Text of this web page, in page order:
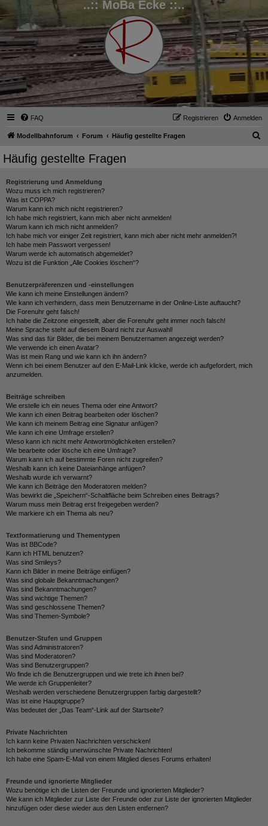
..:: MoBa Ecke ::..
FAQ Anmelden
Registrieren
Modellbahnforum Forum Häufig gestellte Fragen
Häufig gestellte Fragen
Registrierung und Anmeldung
Wozu muss ich mich registrieren?
Was ist COPPA?
Warum kann ich mich nicht registrieren?
Ich habe mich registriert, kann mich aber nicht anmelden!
Warum kann ich mich nicht anmelden?
Ich habe mich vor einiger Zeit registriert, kann mich aber nicht mehr anmelden?!
Ich habe mein Passwort vergessen!
Warum werde ich automatisch abgemeldet?
Wozu ist die Funktion „Alle Cookies löschen“?
Benutzerpräferenzen und -einstellungen
Wie kann ich meine Einstellungen ändern?
Wie kann ich verhindern, dass mein Benutzername in der Online-Liste auftaucht?
Die Forenuhr geht falsch!
Ich habe die Zeitzone eingestellt, aber die Forenuhr geht immer noch falsch!
Meine Sprache steht auf diesem Board nicht zur Auswahl!
Was sind das für Bilder, die bei meinem Benutzernamen angezeigt werden?
Wie verwende ich einen Avatar?
Was ist mein Rang und wie kann ich ihn ändern?
Wenn ich bei einem Benutzer auf den E-Mail-Link klicke, werde ich aufgefordert, mich
anzumelden.
Beiträge schreiben
Wie erstelle ich ein neues Thema oder eine Antwort?
Wie kann ich einen Beitrag bearbeiten oder löschen?
Wie kann ich meinem Beitrag eine Signatur anfügen?
Wie kann ich eine Umfrage erstellen?
Wieso kann ich nicht mehr Antwortmöglichkeiten erstellen?
Wie bearbeite oder lösche ich eine Umfrage?
Warum kann ich auf bestimmte Foren nicht zugreifen?
Weshalb kann ich keine Dateianhänge anfügen?
Weshalb wurde ich verwarnt?
Wie kann ich Beiträge den Moderatoren melden?
Was bewirkt die „Speichern“-Schaltfläche beim Schreiben eines Beitrags?
Warum muss mein Beitrag erst freigegeben werden?
Wie markiere ich ein Thema als neu?
Textformatierung und Thementypen
Was ist BBCode?
Kann ich HTML benutzen?
Was sind Smileys?
Kann ich Bilder in meine Beiträge einfügen?
Was sind globale Bekanntmachungen?
Was sind Bekanntmachungen?
Was sind wichtige Themen?
Was sind geschlossene Themen?
Was sind Themen-Symbole?
Benutzer-Stufen und Gruppen
Was sind Administratoren?
Was sind Moderatoren?
Was sind Benutzergruppen?
Wo finde ich die Benutzergruppen und wie trete ich ihnen bei?
Wie werde ich Gruppenleiter?
Weshalb werden verschiedene Benutzergruppen farbig dargestellt?
Was ist eine Hauptgruppe?
Was bedeutet der „Das Team“-Link auf der Startseite?
Private Nachrichten
Ich kann keine Privaten Nachrichten verschicken!
Ich bekomme ständig unerwünschte Private Nachrichten!
Ich habe eine Spam-E-Mail von einem Mitglied dieses Forums erhalten!
Freunde und ignorierte Mitglieder
Wozu benötige ich die Listen der Freunde und ignorierten Mitglieder?
Wie kann ich Mitglieder zur Liste der Freunde oder zur Liste der ignorierten Mitglieder
hinzufügen oder diese wieder aus den Listen entfernen?